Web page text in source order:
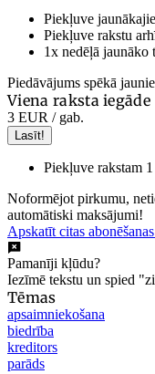
Piekļuve
Piekļuve rakstu
1x nedēļā jaunāko
Piedāvājums spēkā
Viena raksta iegāde
3 EUR / gab.
Lasīt!
Piekļuve rakstam
Noformējot pirkumu,
automātiski maksājumi!
Apskatīt citas
Pamanīji kļūdu?
Iezīmē tekstu un spied
Tēmas
apsaimniekošana
biedrība
kreditors
parāds